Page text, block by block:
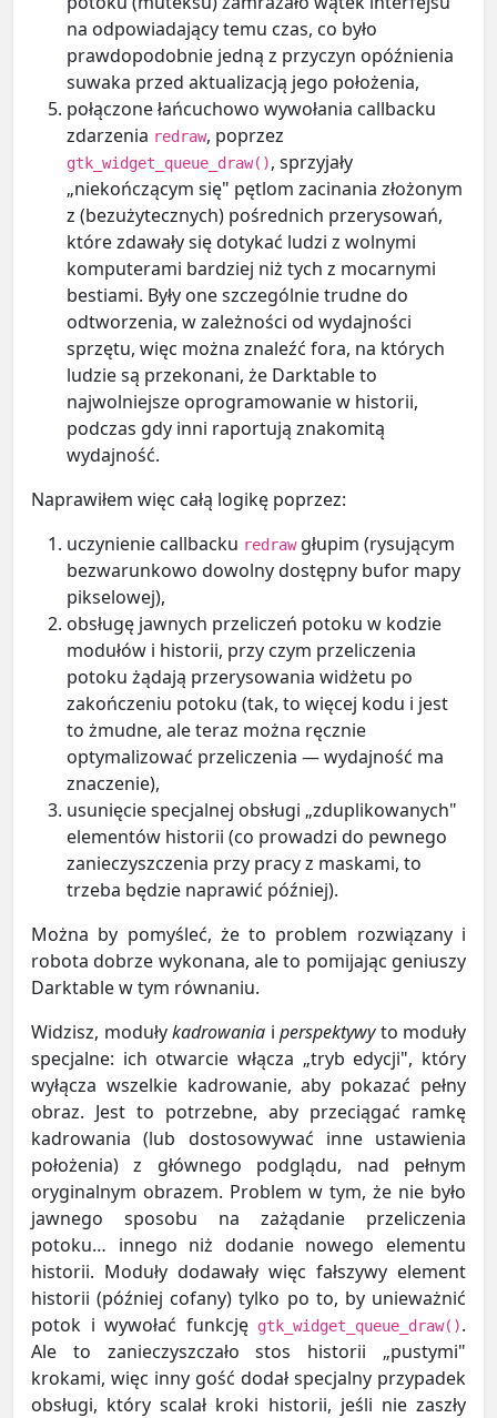
na odpowiadający temu czas, co było
prawdopodobnie jedną z przyczyn opóźnienia
suwaka przed aktualizacją jego położenia,
połączone łańcuchowo wywołania callbacku
zdarzenia redraw, poprzez
gtk_widget_queue_draw(), sprzyjały
„niekończącym się" pętlom zacinania złożonym
z (bezużytecznych) pośrednich przerysowań,
które zdawały się dotykać ludzi z wolnymi
komputerami bardziej niż tych z mocarnymi
bestiami. Były one szczególnie trudne do
odtworzenia, w zależności od wydajności
sprzętu, więc można znaleźć fora, na których
ludzie są przekonani, że Darktable to
najwolniejsze oprogramowanie w historii,
podczas gdy inni raportują znakomitą
wydajność.
Naprawiłem więc całą logikę poprzez:
uczynienie callbacku redrawgłupim (rysującym
bezwarunkowo dowolny dostępny bufor mapy
pikselowej),
obsługę jawnych przeliczeń potoku w kodzie
modułów i historii, przy czym przeliczenia
potoku żądają przerysowania widżetu po
zakończeniu potoku (tak, to więcej kodu i jest
to żmudne, ale teraz można ręcznie
optymalizować przeliczenia — wydajność ma
znaczenie),
usunięcie specjalnej obsługi „zduplikowanych"
elementów historii (co prowadzi do pewnego
zanieczyszczenia przy pracy z maskami, to
trzeba będzie naprawić później).
Można by pomyśleć, że to problem rozwiązany i
robota dobrze wykonana, ale to pomijając geniuszy
Darktable w tym równaniu.
Widzisz, modułykadrowania i perspektywyto moduły
specjalne: ich otwarcie włącza „tryb edycji", który
wyłącza wszelkie kadrowanie, aby pokazać pełny
obraz. Jest to potrzebne, aby przeciągać ramkę
kadrowania (lub dostosowywać inne ustawienia
położenia) z głównego podglądu, nad pełnym
oryginalnym obrazem. Problem w tym, że nie było
jawnego sposobu na zażądanie przeliczenia
potoku… innego niż dodanie nowego elementu
historii. Moduły dodawały więc fałszywy element
historii (później cofany) tylko po to, by unieważnić
potok i wywołać funkcję gtk_widget_queue_draw().
Ale to zanieczyszczało stos historii „pustymi"
krokami, więc inny gość dodał specjalny przypadek
obsługi, który scalał kroki historii, jeśli nie zaszły